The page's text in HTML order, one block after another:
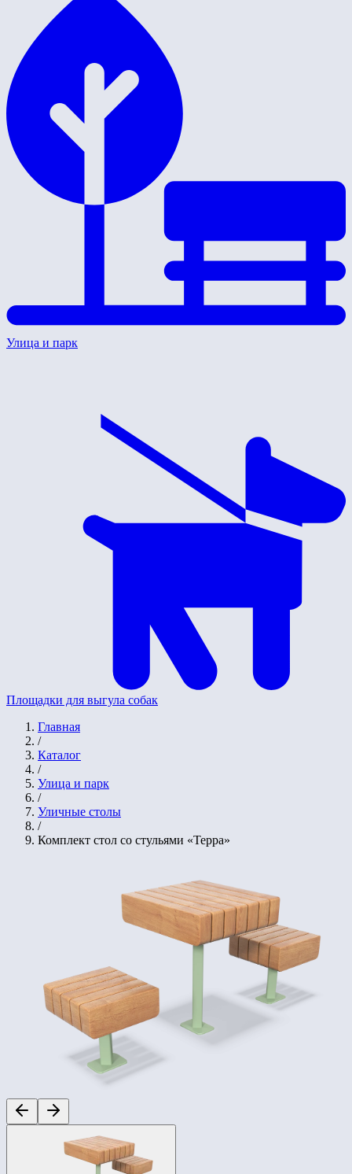
Улица и парк
Площадки для выгула собак
Главная
/
Каталог
/
Улица и парк
/
Уличные столы
/
Комплект стол со стульями «Терра»